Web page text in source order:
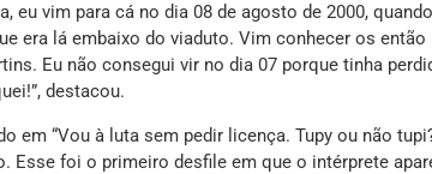
eu vim para cá no dia 08 de agosto de 2000,
era lá embaixo do viaduto. Vim conhecer os então
Eu não consegui vir no dia 07 porque tinha
destacou.
em “Vou à luta sem pedir licença. Tupy ou não
Esse foi o primeiro desfile em que o intérprete